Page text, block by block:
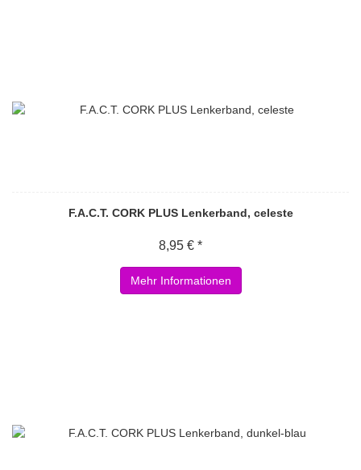
F.A.C.T. CORK PLUS Lenkerband, celeste
8,95 € *
Mehr Informationen